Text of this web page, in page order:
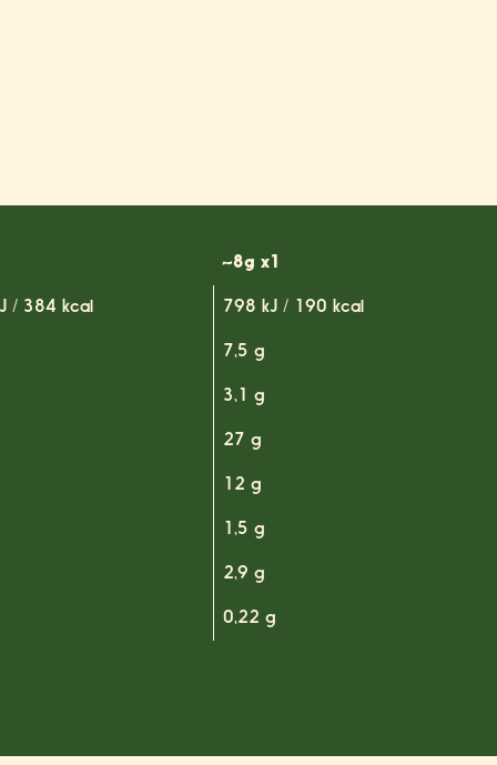
~8g x1
/ 384 kcal 798 kJ / 190 kcal
7,5 g
3,1 g
27 g
12 g
1,5 g
2,9 g
0,22 g